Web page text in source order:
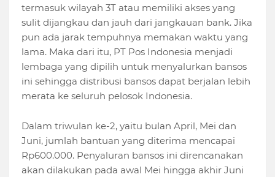
termasuk wilayah 3T atau memiliki akses yang
sulit dijangkau dan jauh dari jangkauan bank. Jika
pun ada jarak tempuhnya memakan waktu yang
lama. Maka dari itu, PT Pos Indonesia menjadi
lembaga yang dipilih untuk menyalurkan bansos
ini sehingga distribusi bansos dapat berjalan lebih
merata ke seluruh pelosok Indonesia.
Dalam triwulan ke-2, yaitu bulan April, Mei dan
Juni, jumlah bantuan yang diterima mencapai
Rp600.000. Penyaluran bansos ini direncanakan
akan dilakukan pada awal Mei hingga akhir Juni